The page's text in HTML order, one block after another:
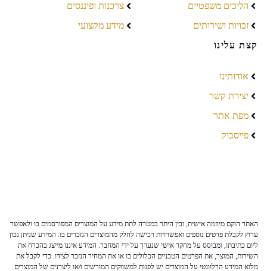
הליכים משפטיים
זכויות ושירותים
צרכנות ופיננסים
מידע מקצועי
קצת עלינו
אודותינו
יצירת קשר
מפת אתר
פייסבוק
האתר הוקם מיוזמה אישית, ובין היתר במטרה לתת מידע על המוצרים המפורסמים בו ולאפשר
ערוץ לקבלת פרטים נוספים ואפשרויות רכישה לחלק מהמוצרים הנזכרים בו. המידע שניתן נכון
ליום כתיבתו, ומבוסס על מחקר אישי שנערך על ידי המחבר. המידע איננו מייצג בהכרח את
השירות, המוצר, את הפרטים הטכניים הכלולים בו או את המחיר הנזכר לצידו. כדי לקבל את
מלוא המידע הרלוונטי על המוצרים יש לפנות למשווקים המורשים ו/או ליצרנים של המוצרים